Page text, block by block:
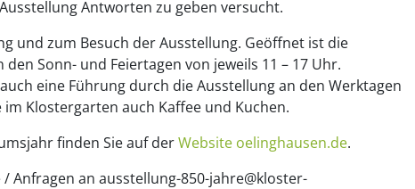
Antworten zu geben versucht.
und zum Besuch der Ausstellung. Geöffnet ist die
Sonn- und Feiertagen von jeweils 11 – 17 Uhr.
eine Führung durch die Ausstellung an den Werktagen
Klostergarten auch Kaffee und Kuchen.
finden Sie auf derWebsite oelinghausen.de.
an ausstellung-850-jahre@kloster-